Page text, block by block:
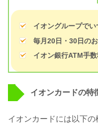
イオングループで
毎月20日・30日の
イオン銀行ATM手数
イオンカードの特
イオンカードには以下の